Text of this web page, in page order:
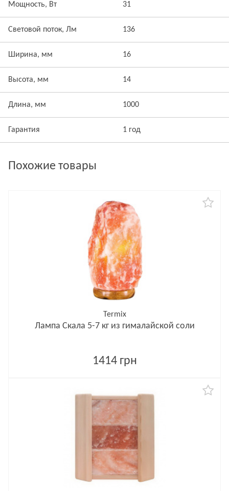
Мощность, Вт 31
Световой поток, Лм 136
Ширина, мм 16
Высота, мм 14
Длина, мм 1000
Гарантия 1 год
Похожие товары
Termix
Лампа Скала 5-7 кг из гималайской соли
1414 грн